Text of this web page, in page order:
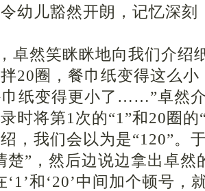
幼儿豁然开朗，记忆深刻
然笑眯眯地向我们介绍
20圈，餐巾纸变得这么
巾纸变得更小了……”卓然
时将第1次的“1”和20圈
，我们会以为是“120”。
楚”，然后边说边拿出卓然
‘1’和‘20’中间加个顿号，